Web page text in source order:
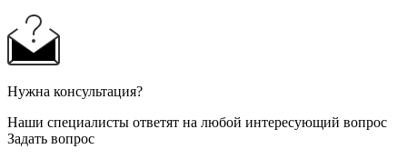
Нужна консультация?
Наши специалисты ответят на любой интересующий вопрос
Задать вопрос